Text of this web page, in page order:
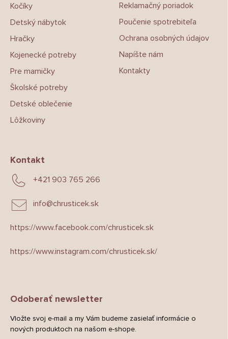
Kočíky
Detský nábytok
Hračky
Kojenecké potreby
Pre mamičky
Školské potreby
Detské oblečenie
Lôžkoviny
Reklamačný poriadok
Poučenie spotrebiteľa
Ochrana osobných údajov
Napíšte nám
Kontakty
Kontakt
info@chrusticek.sk
+421 903 765 266
https://www.facebook.com/chrusticek.sk
https://www.instagram.com/chrusticek.sk/
Odoberať newsletter
Vložte svoj e-mail a my Vám budeme zasielať informácie o
nových produktoch na našom e-shope.